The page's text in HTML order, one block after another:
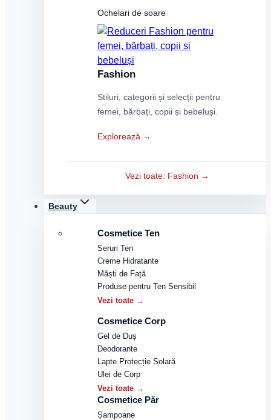
Ochelari de soare
Fashion
Stiluri, categorii și selecții pentru
femei, bărbați, copii și bebeluși.
Explorează →
Vezi toate: Fashion →
Beauty
Cosmetice Ten
Seruri Ten
Creme Hidratante
Măști de Față
Produse pentru Ten Sensibil
Vezi toate →
Cosmetice Corp
Gel de Duș
Deodorante
Lapte Protecție Solară
Ulei de Corp
Vezi toate →
Cosmetice Păr
Șampoane